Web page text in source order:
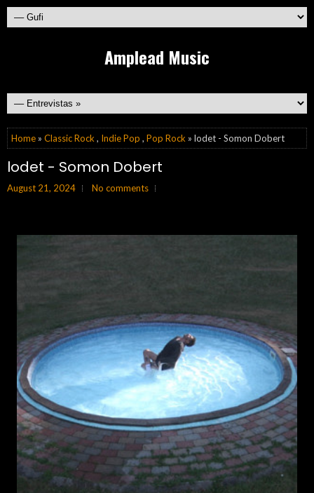
Amplead Music
Home » Classic Rock , Indie Pop , Pop Rock » lodet - Somon Dobert
lodet - Somon Dobert
August 21, 2024 No comments